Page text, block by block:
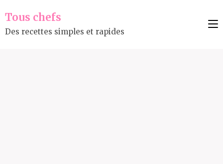
Tous chefs
Des recettes simples et rapides